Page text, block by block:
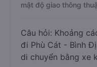
mật độ giao thông
Câu hỏi: Khoảng
đi Phù Cát - Bình
di chuyển bằng xe